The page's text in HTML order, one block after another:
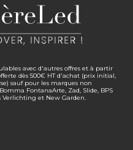
avec d'autres offres et à partir
dès 500€ HT d'achat (prix initial,
sauf pour les marques non
FontanaArte, Zad, Slide, BPS
Verlichting et New Garden.